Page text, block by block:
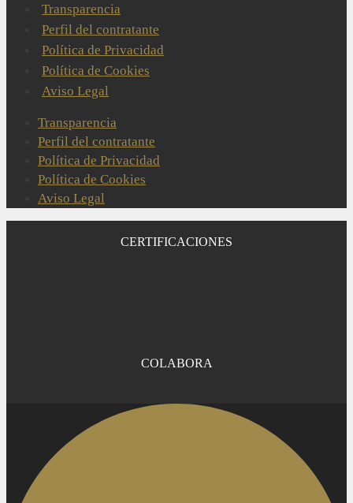
Transparencia
Perfil del contratante
Política de Privacidad
Política de Cookies
Aviso Legal
Transparencia
Perfil del contratante
Política de Privacidad
Política de Cookies
Aviso Legal
CERTIFICACIONES
COLABORA